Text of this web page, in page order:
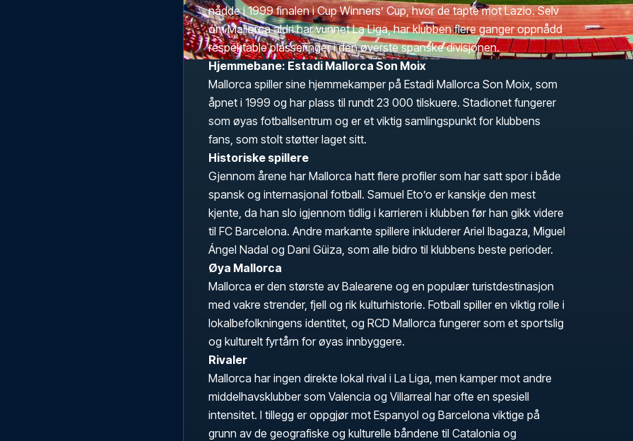
nådde i 1999 finalen i Cup Winners’ Cup, hvor de tapte mot Lazio. Selv
om Mallorca aldri har vunnet La Liga, har klubben flere ganger oppnådd
respektable plasseringer i den øverste spanske divisjonen.
Hjemmebane: Estadi Mallorca Son Moix
Mallorca spiller sine hjemmekamper på Estadi Mallorca Son Moix, som
åpnet i 1999 og har plass til rundt 23 000 tilskuere. Stadionet fungerer
som øyas fotballsentrum og er et viktig samlingspunkt for klubbens
fans, som stolt støtter laget sitt.
Historiske spillere
Gjennom årene har Mallorca hatt flere profiler som har satt spor i både
spansk og internasjonal fotball. Samuel Eto’o er kanskje den mest
kjente, da han slo igjennom tidlig i karrieren i klubben før han gikk videre
til FC Barcelona. Andre markante spillere inkluderer Ariel Ibagaza, Miguel
Ángel Nadal og Dani Güiza, som alle bidro til klubbens beste perioder.
Øya Mallorca
Mallorca er den største av Balearene og en populær turistdestinasjon
med vakre strender, fjell og rik kulturhistorie. Fotball spiller en viktig rolle i
lokalbefolkningens identitet, og RCD Mallorca fungerer som et sportslig
og kulturelt fyrtårn for øyas innbyggere.
Rivaler
Mallorca har ingen direkte lokal rival i La Liga, men kamper mot andre
middelhavsklubber som Valencia og Villarreal har ofte en spesiell
intensitet. I tillegg er oppgjør mot Espanyol og Barcelona viktige på
grunn av de geografiske og kulturelle båndene til Catalonia og